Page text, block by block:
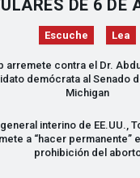
DE 6 DE
Escuche Lea
arremete contra el Dr.
demócrata al Senado
Michigan
interino de EE.UU.,
a “hacer permanente”
prohibición del